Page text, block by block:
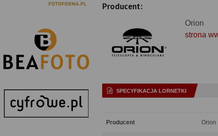
Producent:
Orion
strona
SPECYFIKACJA LORNETKI
Producent Orion